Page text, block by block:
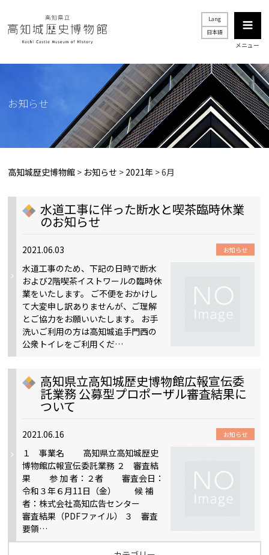
Lang
日本語
メニュー
お知らせ
高知城歴史博物館 > お知らせ > 2021年 >6月
水道工事に伴った断水と喫茶臨時休業
のお知らせ
2021.06.03 お知らせ
水道工事のため、下記の日時で断水
および2階喫茶イストワールの臨時休
業をいたします。 ご不便をおかけし
て大変申し訳ありませんが、ご理解
とご協力をお願いいたします。 お手
洗いご利用の方は高知城追手門西の
公衆トイレをご利用くだ…
高知県立高知城歴史博物館広報宣伝委
託業務 公募型プロポーザル審査結果に
ついて
2021.06.16 お知らせ
１ 事業名 高知県立高知城歴史
博物館広報宣伝委託業務 ２ 審査結
果 参 加 者：２者 審査会日：
令和３年６月11日（金） 候 補
者：株式会社高知広告センター
審査結果（PDFファイル） ３ 審査
要領…